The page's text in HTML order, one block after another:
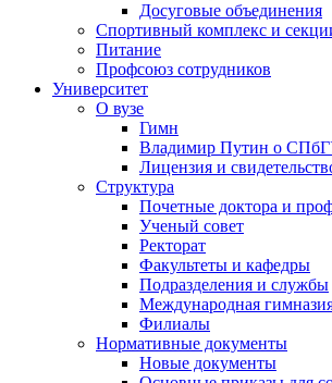
Досуговые объединения
Спортивный комплекс и
Питание
Профсоюз сотрудников
Университет
О вузе
Гимн
Владимир Путин о
Лицензия и
Структура
Почетные доктора и
Ученый совет
Ректорат
Факультеты и кафедры
Подразделения и службы
Международная
Филиалы
Нормативные документы
Новые документы